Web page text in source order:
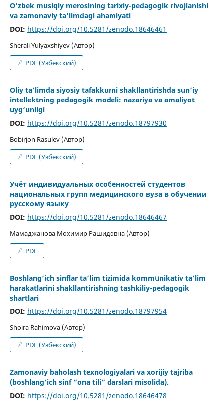
O‘zbek musiqiy merosining tarixiy-pedagogik rivojlanishi
va zamonaviy ta’limdagi ahamiyati
DOI: https://doi.org/10.5281/zenodo.18646461
Sherali Yulyaxshiyev (Автор)
PDF (Узбекский)
Oliy ta’limda siyosiy tafakkurni shakllantirishda sun’iy
intellektning pedagogik modeli: nazariya va amaliyot
uyg‘unligi
DOI: https://doi.org/10.5281/zenodo.18797930
Bobirjon Rasulev (Автор)
PDF (Узбекский)
Учёт индивидуальных особенностей студентов
национальных групп медицинского вуза в обучении
русскому языку
DOI: https://doi.org/10.5281/zenodo.18646467
Мамаджанова Мохимир Рашидовна (Автор)
PDF
Boshlang‘iсh sinflar ta’lim tizimida kommսnikativ ta’lim
harakatlarini shakllantirishning tashkiliy-pedagogik
shartlari
DOI: https://doi.org/10.5281/zenodo.18797954
Shoira Rahimova (Автор)
PDF (Узбекский)
Zamonaviy baholash texnologiyalari va xorijiy tajriba
(boshlang‘ich sinf “ona tili” darslari misolida).
DOI: https://doi.org/10.5281/zenodo.18646478